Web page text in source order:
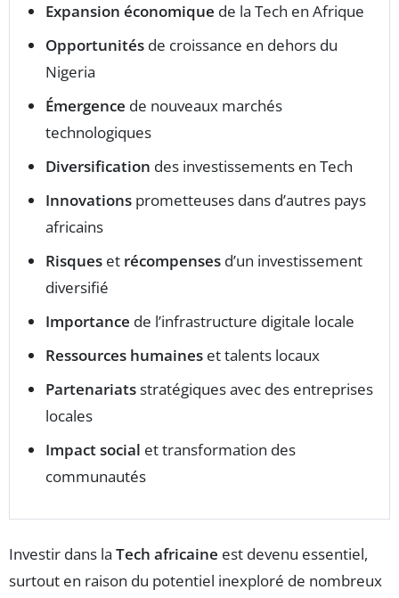
Expansion économique de la Tech en Afrique
Opportunités de croissance en dehors du
Nigeria
Émergence de nouveaux marchés
technologiques
Diversification des investissements en Tech
Innovations prometteuses dans d’autres pays
africains
Risques et récompenses d’un investissement
diversifié
Importance de l’infrastructure digitale locale
Ressources humaines et talents locaux
Partenariatsstratégiques avec des entreprises
locales
Impact social et transformation des
communautés
Investir dans la Tech africaine est devenu essentiel,
surtout en raison du potentiel inexploré de nombreux